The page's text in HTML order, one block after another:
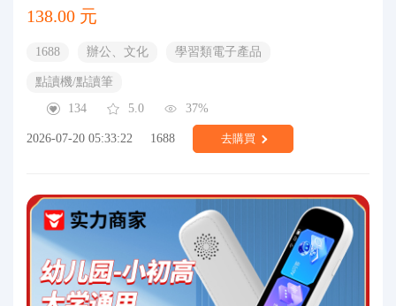
138.00 元
1688 辦公、文化 學習類電子產品
點讀機/點讀筆
134
5.0 37%
2026-07-20 05:33:22 1688 去購買